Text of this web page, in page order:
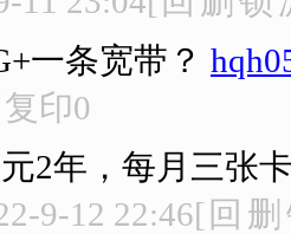
一条宽带？
复印0
2年，每月三张
9-12 22:46[ 回 删